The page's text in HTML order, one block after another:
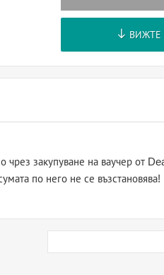
ВИЖТЕ
чрез закупуване на ваучер от
по него не се възстановява!